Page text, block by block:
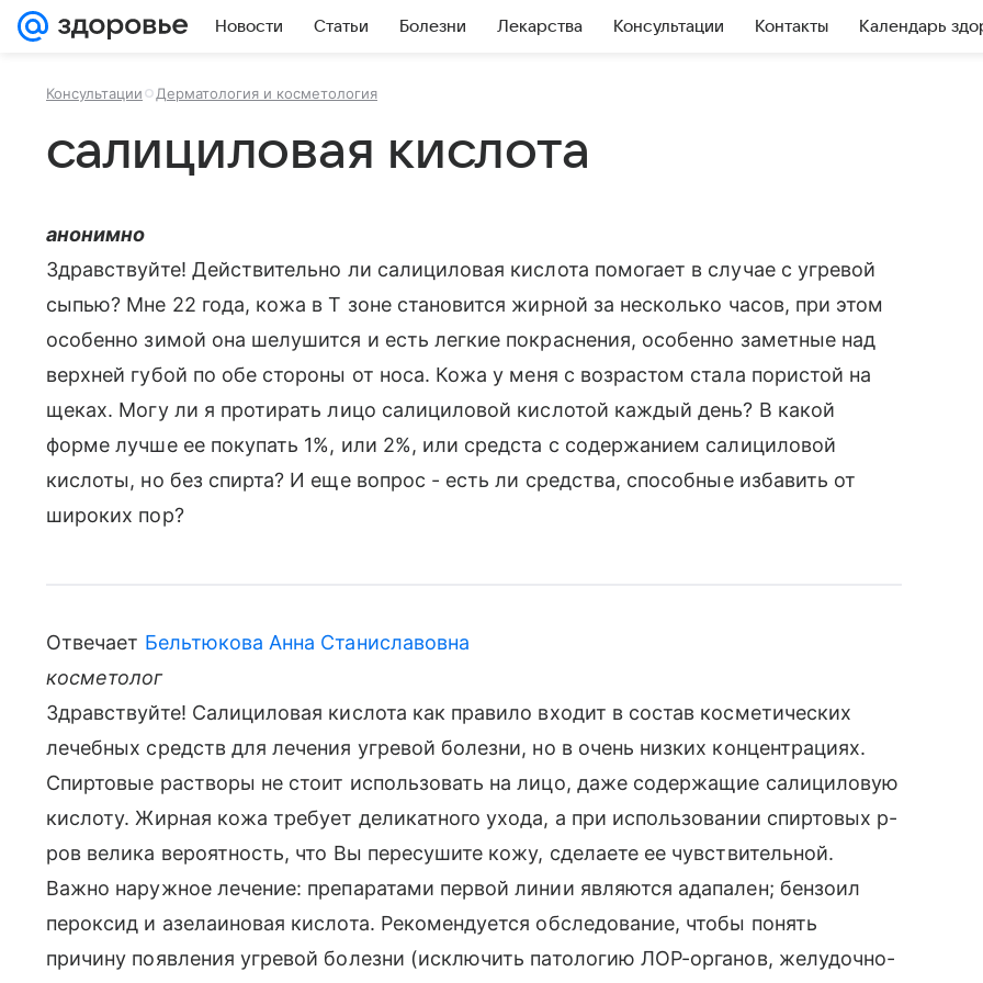
Новости Статьи Болезни Лекарства Консультации Контакты Календарь
Консультации Дерматология и косметология
салициловая кислота
анонимно
Здравствуйте! Действительно ли салициловая кислота помогает в случае с угревой
сыпью? Мне 22 года, кожа в Т зоне становится жирной за несколько часов, при этом
особенно зимой она шелушится и есть легкие покраснения, особенно заметные над
верхней губой по обе стороны от носа. Кожа у меня с возрастом стала пористой на
щеках. Могу ли я протирать лицо салициловой кислотой каждый день? В какой
форме лучше ее покупать 1%, или 2%, или средста с содержанием салициловой
кислоты, но без спирта? И еще вопрос - есть ли средства, способные избавить от
широких пор?
Отвечает Бельтюкова Анна Станиславовна
косметолог
Здравствуйте! Салициловая кислота как правило входит в состав косметических
лечебных средств для лечения угревой болезни, но в очень низких концентрациях.
Спиртовые растворы не стоит использовать на лицо, даже содержащие салициловую
кислоту. Жирная кожа требует деликатного ухода, а при использовании спиртовых р-
ров велика вероятность, что Вы пересушите кожу, сделаете ее чувствительной.
Важно наружное лечение: препаратами первой линии являются адапален; бензоил
пероксид и азелаиновая кислота. Рекомендуется обследование, чтобы понять
причину появления угревой болезни (исключить патологию ЛОР-органов, желудочно-